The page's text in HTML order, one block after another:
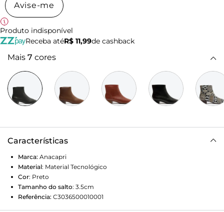
Avise-me
Produto indisponível
Receba atéR$ 11,99de cashback
Mais 7 cores
Características
Marca: Anacapri
Material: Material Tecnológico
Cor: Preto
Tamanho do salto: 3.5cm
Referência: C3036500010001